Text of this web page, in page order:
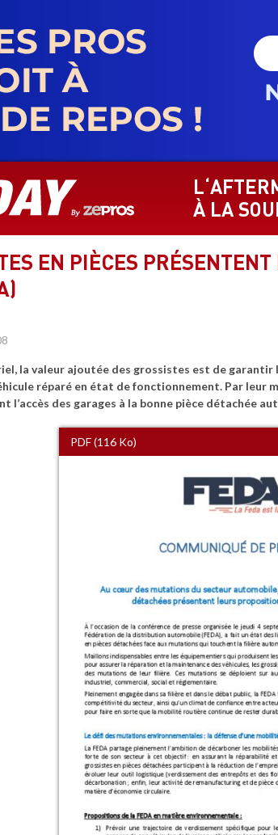
À LA
EN PIÈCES
la valeur ajoutée des grossistes est de
réparé en état de fonctionnement. Par
l’accès des garages à la bonne pièce détachée
PDF (116 Ko)